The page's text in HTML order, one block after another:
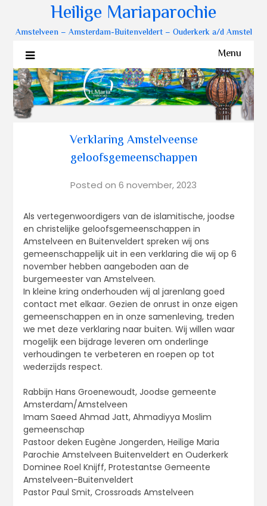
Heilige Mariaparochie
Amstelveen – Amsterdam-Buitenveldert – Ouderkerk a/d Amstel
Menu
Verklaring Amstelveense
geloofsgemeenschappen
Posted on 6 november, 2023
Als vertegenwoordigers van de islamitische, joodse
en christelijke geloofsgemeenschappen in
Amstelveen en Buitenveldert spreken wij ons
gemeenschappelijk uit in een verklaring die wij op 6
november hebben aangeboden aan de
burgemeester van Amstelveen.
In kleine kring onderhouden wij al jarenlang goed
contact met elkaar. Gezien de onrust in onze eigen
gemeenschappen en in onze samenleving, treden
we met deze verklaring naar buiten. Wij willen waar
mogelijk een bijdrage leveren om onderlinge
verhoudingen te verbeteren en roepen op tot
wederzijds respect.
Rabbijn Hans Groenewoudt, Joodse gemeente
Amsterdam/Amstelveen
Imam Saeed Ahmad Jatt, Ahmadiyya Moslim
gemeenschap
Pastoor deken Eugène Jongerden, Heilige Maria
Parochie Amstelveen Buitenveldert en Ouderkerk
Dominee Roel Knijff, Protestantse Gemeente
Amstelveen-Buitenveldert
Pastor Paul Smit, Crossroads Amstelveen